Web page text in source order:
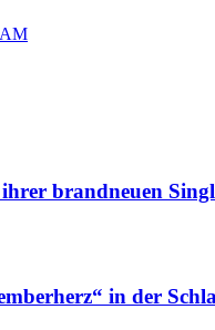
brandneuen
in der